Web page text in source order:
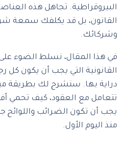
البيروقراطية. تجاهل هذه
القانون، بل قد يكلفك سمعة
وشركائك.
في هذا المقال، نسلط الضوء
القانونية التي يجب أن يكون كل
دراية بها. سنشرح لك
تتعامل مع العقود، كيف تحمي
يجب أن تكون الضرائب واللوائح
منذ اليوم الأول.